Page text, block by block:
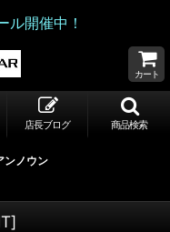
開催中！
カート
店長ブログ 商品検索
ンノウン
]